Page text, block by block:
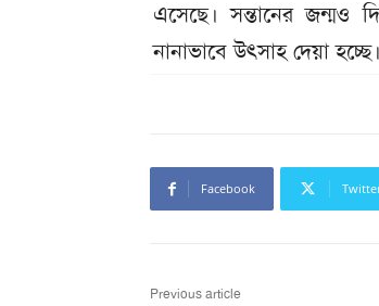
এসেছে। সন্তানের জন্মও
নানাভাবে উৎসাহ দেয়া হচ্ছে।
Facebook
Previous article